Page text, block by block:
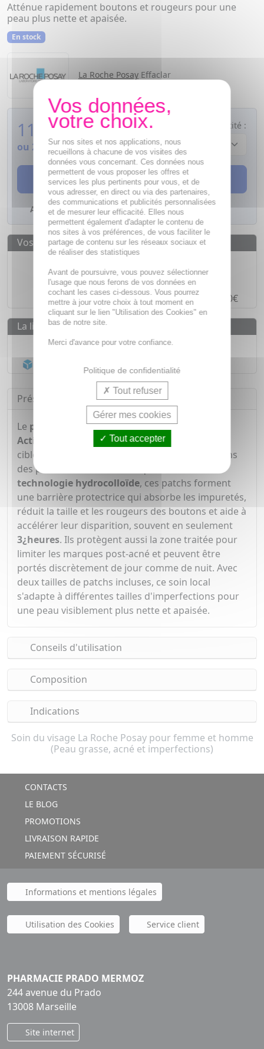
Atténue rapidement boutons et rougeurs pour une
peau plus nette et apaisée.
En stock
La Roche Posay Effaclar
11,46€
ou 2,87€si 4 fois sans frais
Quantité :
AJOUTER AU PANIER
Ajouter à mes favoris
Vos avantages
IMBATTABLES
Paiement en ligneSÉCURISÉ
Paiement en4 fois sans fraisà partir de 30€
La livraison
Livraison gratuite dès55€
Présentation
Le patch anti-boutons Effaclar Duo+M Multi-
Actions x22
La Roche-Posayest une solution
ciblée pour traiter efficacement les imperfections
des peaux à tendance acnéique. Grâce à la
technologie hydrocolloïde, ces patchs forment
une barrière protectrice qui absorbe les impuretés,
réduit la taille et les rougeurs des boutons et aide à
accélérer leur disparition, souvent en seulement
3¿heures. Ils protègent aussi la zone traitée pour
limiter les marques post-acné et peuvent être
portés discrètement de jour comme de nuit. Avec
deux tailles de patchs incluses, ce soin local
s'adapte à différentes tailles d'imperfections pour
une peau visiblement plus nette et apaisée.
Conseils d'utilisation
Composition
Indications
Soin du visage La Roche Posay pour femme et homme
(Peau grasse, acné et imperfections)
CONTACTS
LE BLOG
PROMOTIONS
LIVRAISON RAPIDE
PAIEMENT SÉCURISÉ
Informations et mentions légales
Utilisation des Cookies Service client
PHARMACIE PRADO MERMOZ
244 avenue du Prado
13008 Marseille
Site internet
Sur nos sites et nos applications, nous
recueillons à chacune de vos visites des
données vous concernant. Ces données nous
permettent de vous proposer les offres et
services les plus pertinents pour vous, et de
vous adresser, en direct ou via des partenaires,
des communications et publicités personnalisées
et de mesurer leur efficacité. Elles nous
permettent également d'adapter le contenu de
nos sites à vos préférences, de vous faciliter le
partage de contenu sur les réseaux sociaux et
de réaliser des statistiques
Avant de poursuivre, vous pouvez sélectionner
l'usage que nous ferons de vos données en
cochant les cases ci-dessous. Vous pourrez
mettre à jour votre choix à tout moment en
cliquant sur le lien "Utilisation des Cookies" en
bas de notre site.
Merci d'avance pour votre confiance.
Politique de confidentialité
Tout refuser
Gérer mes cookies
Tout accepter